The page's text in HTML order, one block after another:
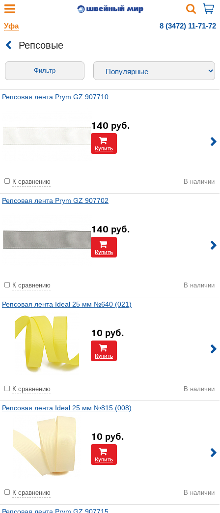
Уфа 8 (3472) 11-71-72
Репсовые
Фильтр
Репсовая лента Prym GZ 907710
140 руб.
Купить
К сравнению В наличии
Репсовая лента Prym GZ 907702
140 руб.
Купить
К сравнению В наличии
Репсовая лента Ideal 25 мм №640 (021)
10 руб.
Купить
К сравнению В наличии
Репсовая лента Ideal 25 мм №815 (008)
10 руб.
Купить
К сравнению В наличии